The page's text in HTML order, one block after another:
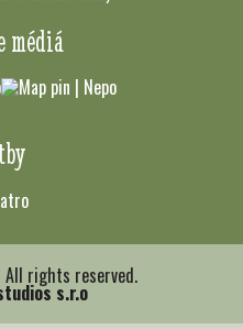
médiá
rights reserved.
s.r.o